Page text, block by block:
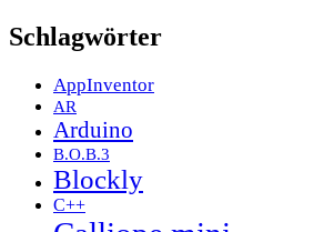
Schlagwörter
AppInventor
AR
Arduino
B.O.B.3
Blockly
C++